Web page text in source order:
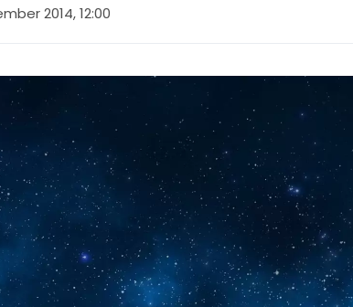
2014, 12:00